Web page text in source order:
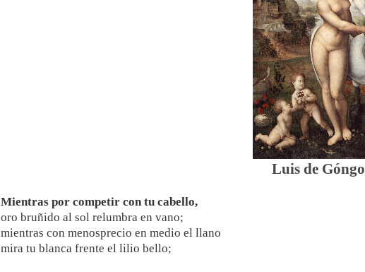
Luis de
Mientras por competir con tu cabello,
oro bruñido al sol relumbra en vano;
mientras con menosprecio en medio el llano
mira tu blanca frente el lilio bello;